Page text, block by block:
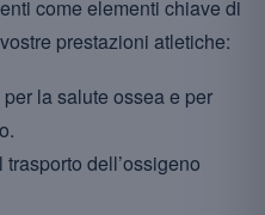
come elementi chiave di
prestazioni atletiche:
la salute ossea e per
dell’ossigeno